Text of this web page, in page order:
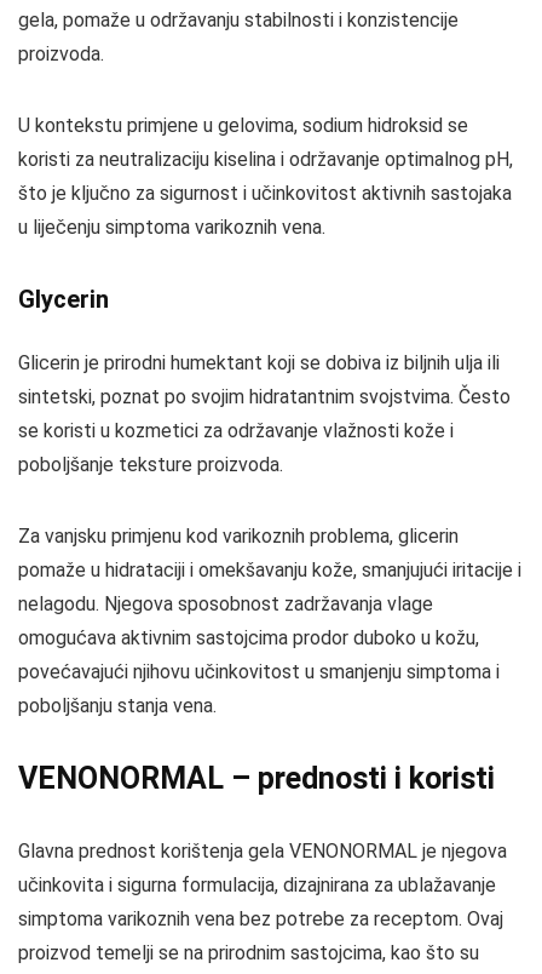
gela, pomaže u održavanju stabilnosti i konzistencije
proizvoda.
U kontekstu primjene u gelovima, sodium hidroksid se
koristi za neutralizaciju kiselina i održavanje optimalnog pH,
što je ključno za sigurnost i učinkovitost aktivnih sastojaka
u liječenju simptoma varikoznih vena.
Glycerin
Glicerin je prirodni humektant koji se dobiva iz biljnih ulja ili
sintetski, poznat po svojim hidratantnim svojstvima. Često
se koristi u kozmetici za održavanje vlažnosti kože i
poboljšanje teksture proizvoda.
Za vanjsku primjenu kod varikoznih problema, glicerin
pomaže u hidrataciji i omekšavanju kože, smanjujući iritacije i
nelagodu. Njegova sposobnost zadržavanja vlage
omogućava aktivnim sastojcima prodor duboko u kožu,
povećavajući njihovu učinkovitost u smanjenju simptoma i
poboljšanju stanja vena.
VENONORMAL – prednosti i koristi
Glavna prednost korištenja gela VENONORMAL je njegova
učinkovita i sigurna formulacija, dizajnirana za ublažavanje
simptoma varikoznih vena bez potrebe za receptom. Ovaj
proizvod temelji se na prirodnim sastojcima, kao što su